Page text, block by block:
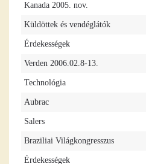
Kanada 2005. nov.
Küldöttek és vendéglátók
Érdekességek
Verden 2006.02.8-13.
Technológia
Aubrac
Salers
Braziliai Világkongresszus
Érdekességek